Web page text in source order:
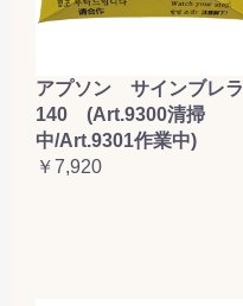
アプソン サインブレラ
140 (Art.9300清掃
中/Art.9301作業中)
￥7,920